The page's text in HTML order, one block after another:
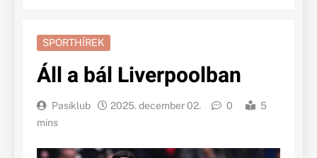
SPORTHÍREK
Áll a bál Liverpoolban
Pasiklub 2025. december 02. 0
5
mins